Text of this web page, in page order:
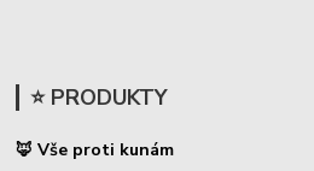
⭐ PRODUKTY
🦊 Vše proti kunám